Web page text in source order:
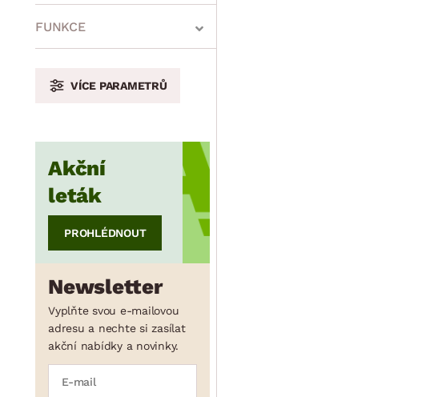
min.
min. cm max.
min. cm cm
FUNKCE
VÍCE PARAMETRŮ
Akční
leták
PROHLÉDNOUT
Newsletter
Vyplňte svou e-mailovou
adresu a nechte si zasílat
akční nabídky a novinky.